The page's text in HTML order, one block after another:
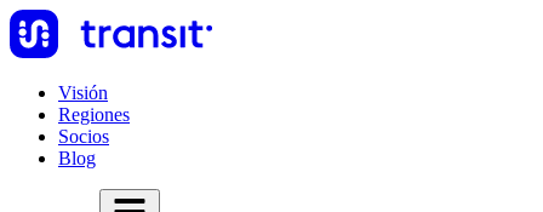
Visión
Regiones
Socios
Blog